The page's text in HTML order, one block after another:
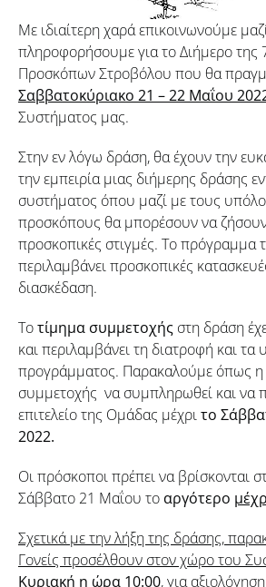
Με ιδιαίτερη χαρά επικοινωνούμε
πληροφορήσουμε για το Διήμερο της
Προσκόπων Στροβόλου που θα
Σαββατοκύριακο 21 – 22 Μαΐου
Συστήματος μας.
Στην εν λόγω δράση, θα έχουν την
την εμπειρία μιας διήμερης δράσης
συστήματος όπου μαζί με τους
προσκόπους θα μπορέσουν να
προσκοπικές στιγμές. Το πρόγραμμα
περιλαμβάνει προσκοπικές
διασκέδαση.
Τοτίμημα συμμετοχής στη δράση
και περιλαμβάνει τη διατροφή και τα
προγράμματος. Παρακαλούμε όπως
συμμετοχής να συμπληρωθεί και να
επιτελείο της Ομάδας μέχριτο
2022.
Οι πρόσκοποι πρέπει να βρίσκονται
Σάββατο 21 Μαΐου τοαργότερο
Σχετικά με την λήξη της δράσης,
Γονείς προσέλθουν στον χώρο του
Κυριακή η ώρα 10:00, για